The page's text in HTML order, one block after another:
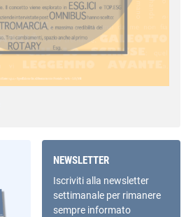
NEWSLETTER
Iscriviti alla newsletter
settimanale per rimanere
sempre informato